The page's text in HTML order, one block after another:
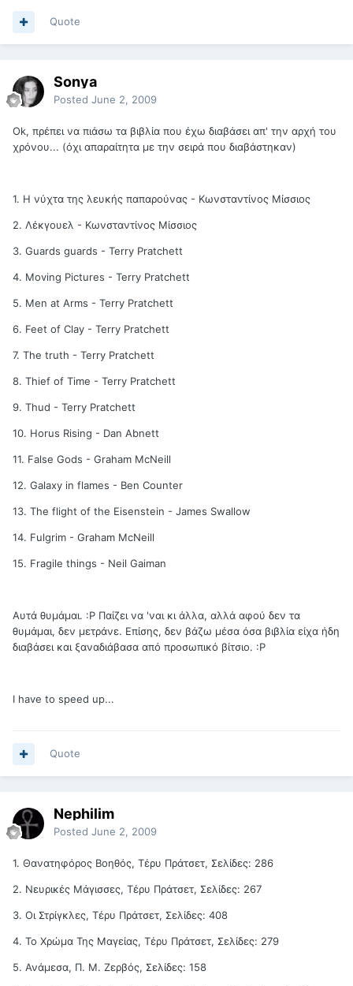
Quote
Sonya
Posted June 2, 2009
Ok, πρέπει να πιάσω τα βιβλία που έχω διαβάσει απ' την αρχή του
χρόνου... (όχι απαραίτητα με την σειρά που διαβάστηκαν)
1. Η νύχτα της λευκής παπαρούνας - Κωνσταντίνος Μίσσιος
2. Λέκγουελ - Κωνσταντίνος Μίσσιος
3. Guards guards - Terry Pratchett
4. Moving Pictures - Terry Pratchett
5. Men at Arms - Terry Pratchett
6. Feet of Clay - Terry Pratchett
7. The truth - Terry Pratchett
8. Thief of Time - Terry Pratchett
9. Thud - Terry Pratchett
10. Horus Rising - Dan Abnett
11. False Gods - Graham McNeill
12. Galaxy in flames - Ben Counter
13. The flight of the Eisenstein - James Swallow
14. Fulgrim - Graham McNeill
15. Fragile things - Neil Gaiman
Αυτά θυμάμαι. :Ρ Παίζει να 'ναι κι άλλα, αλλά αφού δεν τα
θυμάμαι, δεν μετράνε. Επίσης, δεν βάζω μέσα όσα βιβλία είχα ήδη
διαβάσει και ξαναδιάβασα από προσωπικό βίτσιο. :Ρ
I have to speed up...
Quote
Nephilim
Posted June 2, 2009
1. Θανατηφόρος Βοηθός, Τέρυ Πράτσετ, Σελίδες: 286
2. Νευρικές Μάγισσες, Τέρυ Πράτσετ, Σελίδες: 267
3. Οι Στρίγκλες, Τέρυ Πράτσετ, Σελίδες: 408
4. Το Χρώμα Της Μαγείας, Τέρυ Πράτσετ, Σελίδες: 279
5. Ανάμεσα, Π. Μ. Ζερβός, Σελίδες: 158